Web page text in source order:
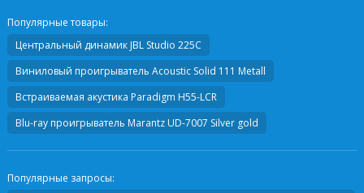
Популярные товары:
Центральный динамикJBL Studio 225C
Виниловый проигрыватель Acoustic Solid 111 Metall
Встраиваемая акустика Paradigm H55-LCR
Blu-ray проигрыватель Marantz UD-7007 Silver gold
Популярные запросы: